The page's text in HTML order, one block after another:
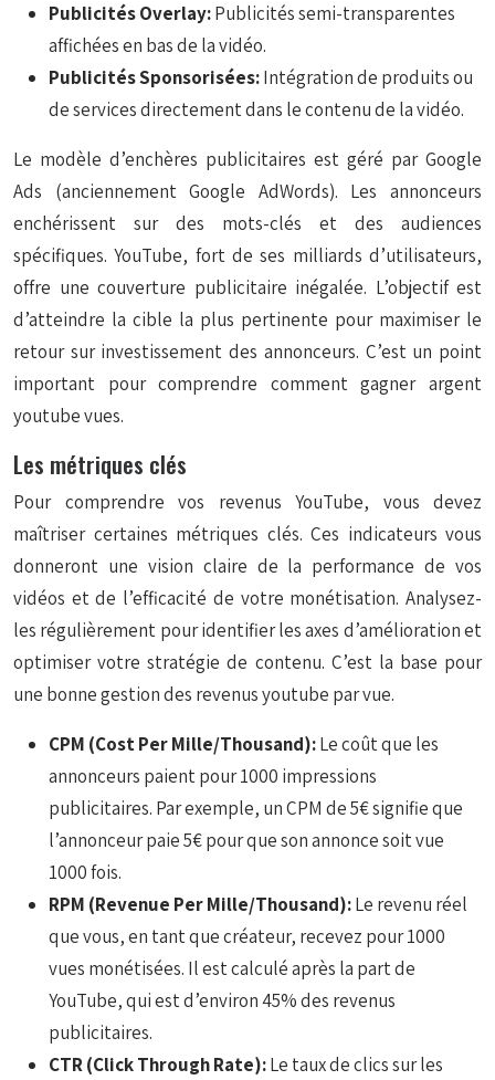
Publicités Overlay:Publicités semi-transparentes
affichées en bas de la vidéo.
Publicités Sponsorisées:Intégration de produits ou
de services directement dans le contenu de la vidéo.
Le modèle d’enchères publicitaires est géré par Google
Ads (anciennement Google AdWords). Les annonceurs
enchérissent sur des mots-clés et des audiences
spécifiques. YouTube, fort de ses milliards d’utilisateurs,
offre une couverture publicitaire inégalée. L’objectif est
d’atteindre la cible la plus pertinente pour maximiser le
retour sur investissement des annonceurs. C’est un point
important pour comprendre comment gagner argent
youtube vues.
Les métriques clés
Pour comprendre vos revenus YouTube, vous devez
maîtriser certaines métriques clés. Ces indicateurs vous
donneront une vision claire de la performance de vos
vidéos et de l’efficacité de votre monétisation. Analysez-
les régulièrement pour identifier les axes d’amélioration et
optimiser votre stratégie de contenu. C’est la base pour
une bonne gestion des revenus youtube par vue.
CPM (Cost Per Mille/Thousand):Le coût que les
annonceurs paient pour 1000 impressions
publicitaires. Par exemple, un CPM de 5€ signifie que
l’annonceur paie 5€ pour que son annonce soit vue
1000 fois.
RPM (Revenue Per Mille/Thousand):Le revenu réel
que vous, en tant que créateur, recevez pour 1000
vues monétisées. Il est calculé après la part de
YouTube, qui est d’environ 45% des revenus
publicitaires.
CTR (Click Through Rate):Le taux de clics sur les